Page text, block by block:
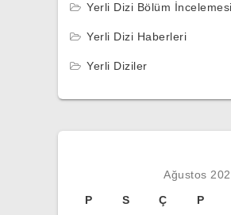
Yerli Dizi Bölüm İncelemesi
Yerli Dizi Haberleri
Yerli Diziler
Ağustos
P
S Ç P